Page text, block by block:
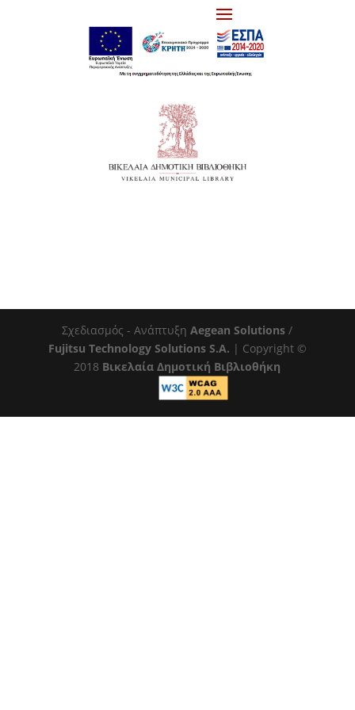
Σχεδιασμός - ΑνάπτυξηAegean Solutions /
Fujitsu Technology Solutions S.A. | Copyright ©
2018 Βικελαία Δημοτική Βιβλιοθήκη